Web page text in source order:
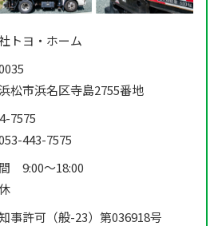
トヨ・ホーム
松市浜名区寺島2755番地
7575
443-7575
9:00〜18:00
事許可（般-23）第036918号